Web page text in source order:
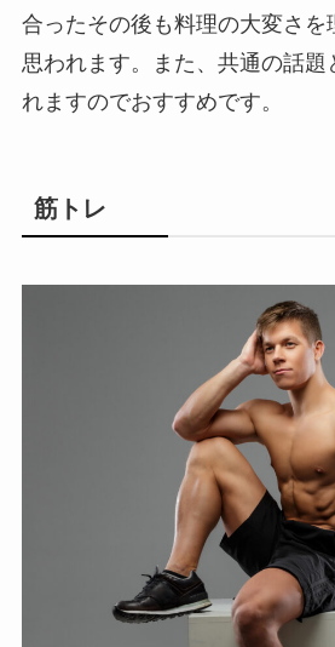
合ったその後も料理の大変さを
思われます。また、共通の話題
れますのでおすすめです。
筋トレ